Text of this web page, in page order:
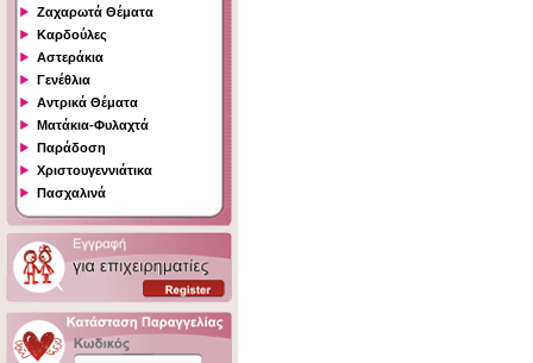
Ζαχαρωτά Θέματα
Καρδούλες
Αστεράκια
Γενέθλια
Αντρικά Θέματα
Ματάκια-Φυλαχτά
Παράδοση
Χριστουγεννιάτικα
Πασχαλινά